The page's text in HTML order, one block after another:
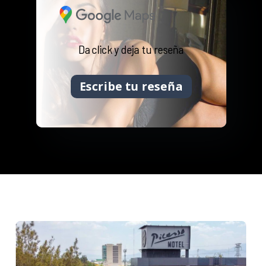
Da click y deja tu reseña
Escribe tu reseña